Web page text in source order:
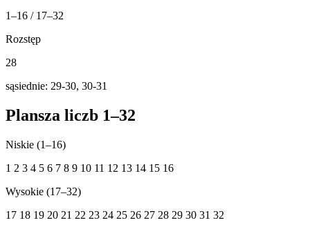
1–16 / 17–32
Rozstęp
28
sąsiednie: 29-30, 30-31
Plansza liczb 1–32
Niskie (1–16)
1 2 3 4 5 6 7 8 9 10 11 12 13 14 15 16
Wysokie (17–32)
17 18 19 20 21 22 23 24 25 26 27 28 29 30 31 32